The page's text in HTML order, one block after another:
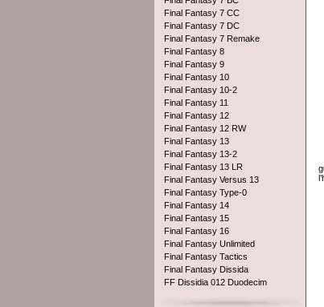
Final Fantasy 7 CC
Final Fantasy 7 DC
Final Fantasy 7 Remake
Final Fantasy 8
Final Fantasy 9
Final Fantasy 10
Final Fantasy 10-2
Final Fantasy 11
Final Fantasy 12
Final Fantasy 12 RW
Final Fantasy 13
Final Fantasy 13-2
Final Fantasy 13 LR
Final Fantasy Versus 13
Final Fantasy Type-0
Final Fantasy 14
Final Fantasy 15
Final Fantasy 16
Final Fantasy Unlimited
Final Fantasy Tactics
Final Fantasy Dissida
FF Dissidia 012 Duodecim